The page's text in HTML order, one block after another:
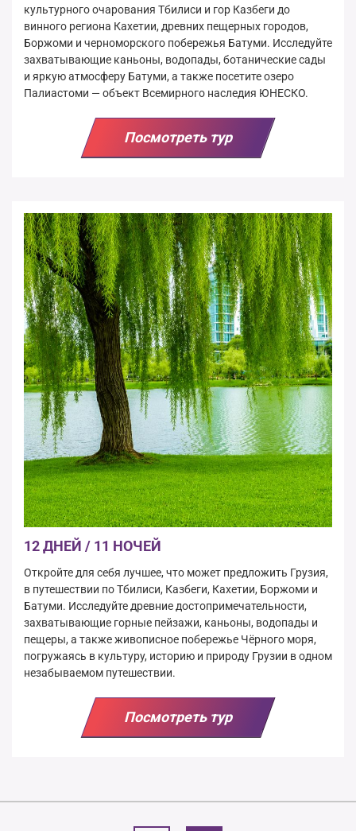
культурного очарования Тбилиси и гор Казбеги до
винного региона Кахетии, древних пещерных городов,
Боржоми и черноморского побережья Батуми. Исследуйте
захватывающие каньоны, водопады, ботанические сады
и яркую атмосферу Батуми, а также посетите озеро
Палиастоми — объект Всемирного наследия ЮНЕСКО.
Посмотреть тур
12 ДНЕЙ / 11 НОЧЕЙ
Откройте для себя лучшее, что может предложить Грузия,
в путешествии по Тбилиси, Казбеги, Кахетии, Боржоми и
Батуми. Исследуйте древние достопримечательности,
захватывающие горные пейзажи, каньоны, водопады и
пещеры, а также живописное побережье Чёрного моря,
погружаясь в культуру, историю и природу Грузии в одном
незабываемом путешествии.
Посмотреть тур